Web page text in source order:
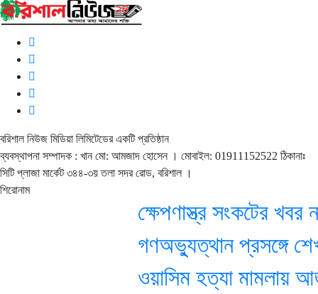
বরিশাল নিউজ মিডিয়া লিমিটেডের একটি প্রতিষ্ঠান
ব্যবস্থাপনা সম্পাদক : খান মো: আমজাদ হোসেন । মোবাইল: 01911152522 ঠিকানাঃ
সিটি প্লাজা মার্কেট ৩৪৪-৩য় তলা সদর রোড, বরিশাল ।
শিরোনাম
ক্ষেপণাস্ত্র সংকটের খবর
গণঅভ্যুত্থান প্রসঙ্গে শেখ
ওয়াসিম হত্যা মামলায় আজ